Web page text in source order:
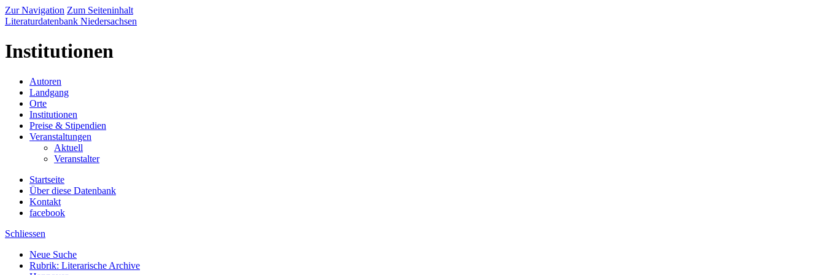
Zur Navigation Zum Seiteninhalt
Literaturdatenbank Niedersachsen
Institutionen
Autoren
Landgang
Orte
Institutionen
Preise & Stipendien
Veranstaltungen
Aktuell
Veranstalter
Startseite
Über diese Datenbank
Kontakt
facebook
Schliessen
Neue Suche
Rubrik: Literarische Archive